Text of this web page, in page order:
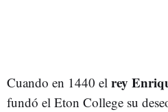
Cuando en 1440 el rey
fundó el Eton College su